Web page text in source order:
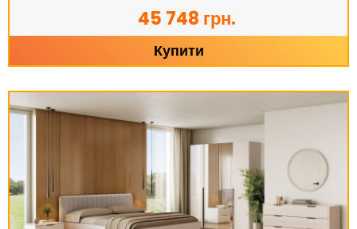
45 748 грн.
Купити